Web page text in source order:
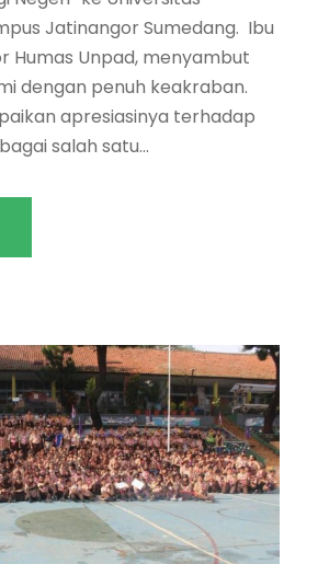
Jatinangor Sumedang. Ibu
Humas Unpad, menyambut
dengan penuh keakraban.
apresiasinya terhadap
salah satu...